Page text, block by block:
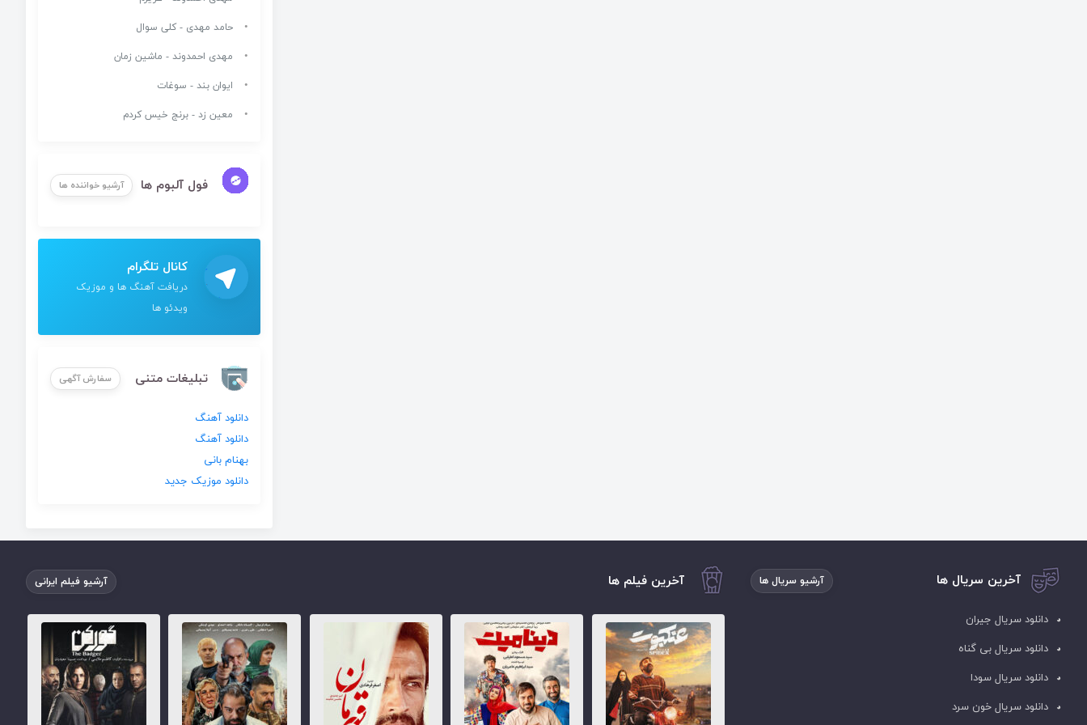
حامد مهدی - کلی سوال
مهدی احمدوند - ماشین زمان
ایوان بند - سوغات
معین زد - برنج خیس کردم
فول آلبوم ها آرشیو خواننده ها
کانال تلگرام
دریافت آهنگ ها و موزیک
ویدئو ها
تبلیغات متنی سفارش آگهی
دانلود آهنگ
دانلود آهنگ
بهنام بانی
دانلود موزیک جدید
آخرین سریال ها آرشیو سریال ها
دانلود سریال جیران
دانلود سریال بی گناه
دانلود سریال سودا
دانلود سریال خون سرد
آخرین فیلم ها آرشیو فیلم ایرانی